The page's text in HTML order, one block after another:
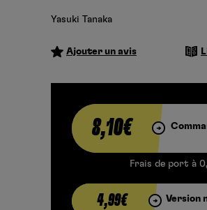
Yasuki Tanaka
Ajouter un avis
8,10€
Frais de port à
4,99€ Version